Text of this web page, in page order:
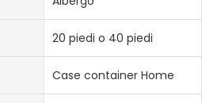
20 piedi o 40 piedi
Case container Home